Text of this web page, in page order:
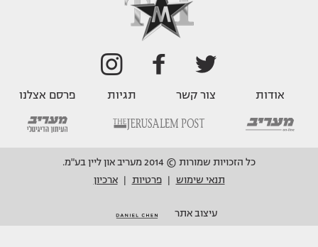
אודות צור קשר תגיות פרסם אצלנו
כל הזכויות שמורות © 2014 מעריב און ליין בע"מ.
תנאי שימוש
פרטיות ארכיון
עיצוב אתר